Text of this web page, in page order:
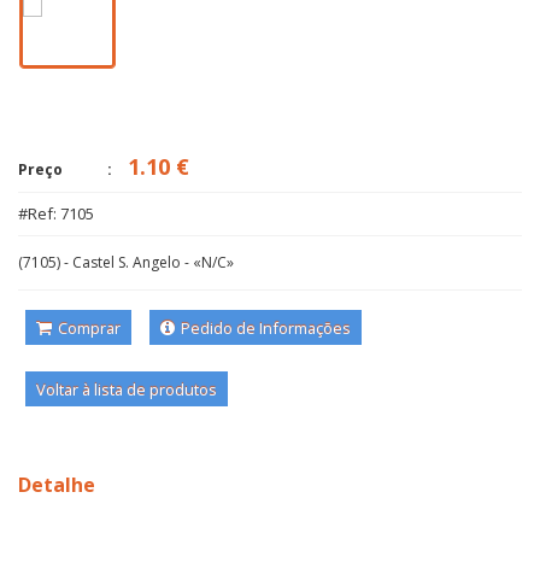
Preço 1.10 €
#Ref: 7105
(7105) - Castel S. Angelo - «N/C»
Comprar Pedido de Informações
Voltar à lista de produtos
Detalhe